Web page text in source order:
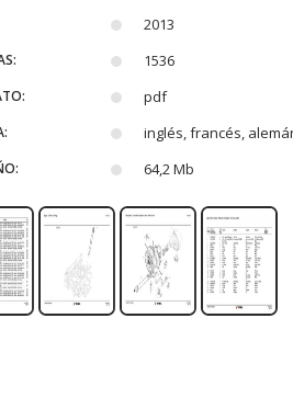
2013
1536
pdf
inglés, francés,
64,2 Mb